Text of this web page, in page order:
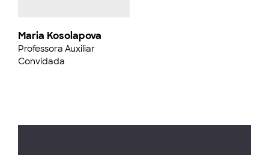
Maria Kosolapova
Professora Auxiliar
Convidada